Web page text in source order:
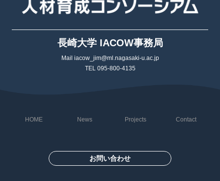
長崎大学 IACOW事務局
Mail iacow_jim@ml.nagasaki-u.ac.jp
TEL 095-800-4135
HOME News Projects Contact
お問い合わせ